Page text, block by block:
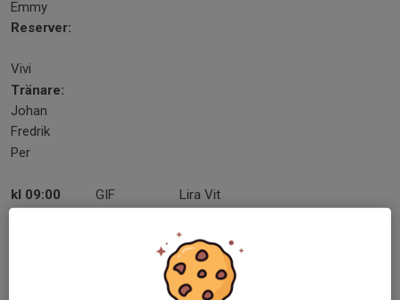
Emmy
Reserver:
Vivi
Tränare:
Johan
Fredrik
Per
kl 09:00 GIF Lira Vit
GIF
Unbyns